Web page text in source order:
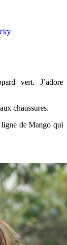
vert. J’adore
chaussures.
de Mango qui